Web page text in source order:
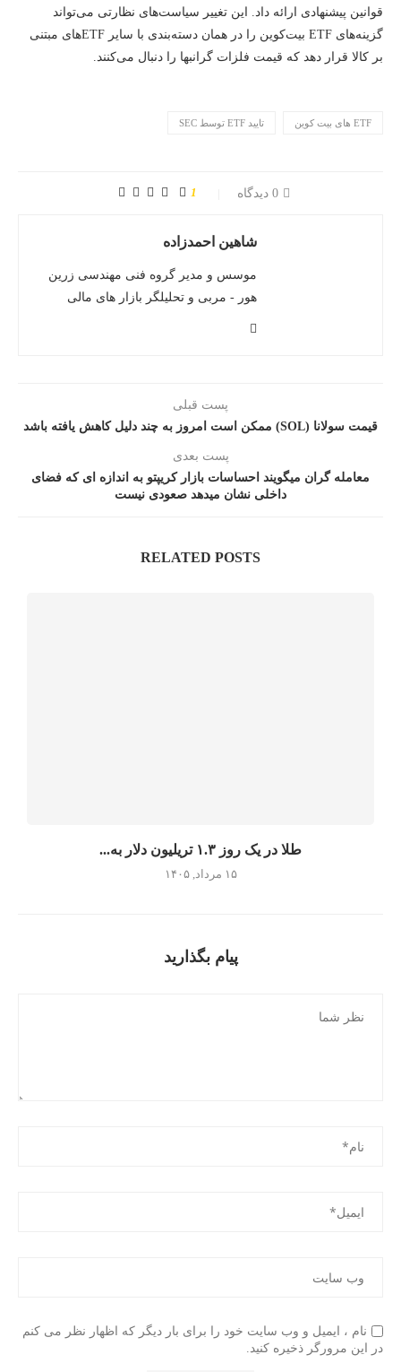
قوانین پیشنهادی ارائه داد. این تغییر سیاست‌های نظارتی می‌تواند
گزینه‌های ETF بیت‌کوین را در همان دسته‌بندی با سایر ETFهای مبتنی
بر کالا قرار دهد که قیمت فلزات گرانبها را دنبال می‌کنند.
ETF های بیت کوین تایید ETF توسط SEC
0 دیدگاه 1
شاهین احمدزاده
موسس و مدیر گروه فنی مهندسی زرین
هور - مربی و تحلیلگر بازار های مالی
پست قبلی
قیمت سولانا (SOL) ممکن است امروز به چند دلیل کاهش یافته باشد
پست بعدی
معامله گران میگویند احساسات بازار کریپتو به اندازه ای که فضای
داخلی نشان میدهد صعودی نیست
RELATED POSTS
طلا در یک روز ۱.۳ تریلیون دلار به...
۱۵ مرداد, ۱۴۰۵
پیام بگذارید
نام ، ایمیل و وب سایت خود را برای بار دیگر که اظهار نظر می کنم
در این مرورگر ذخیره کنید.